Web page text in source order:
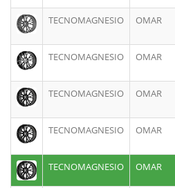
TECNOMAGNESIO OMAR
TECNOMAGNESIO OMAR
TECNOMAGNESIO OMAR
TECNOMAGNESIO OMAR
TECNOMAGNESIO OMAR